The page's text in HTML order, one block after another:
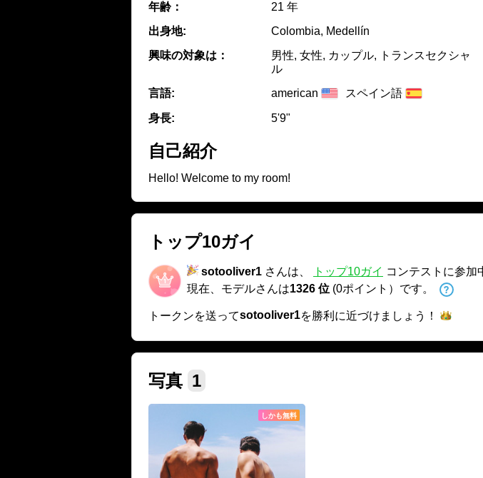
年齢：
21 年
出身地:
Colombia, Medellín
興味の対象は：
男性, 女性, カップル, トランスセクシャ
ル
言語:
american スペイン語
身長: 5'9"
自己紹介
Hello! Welcome to my room!
トップ10ガイ
sotooliver1 さんは、 トップ10ガイ コンテストに参加
現在、モデルさんは1326 位 (0ポイント）です。
トークンを送ってsotooliver1を勝利に近づけま しょう！
写真 1
しかも無料